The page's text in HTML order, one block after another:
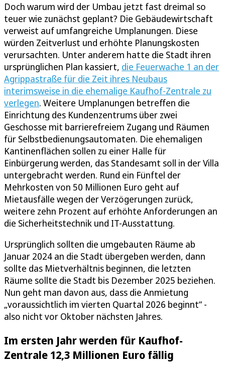
Doch warum wird der Umbau jetzt fast dreimal so
teuer wie zunächst geplant? Die Gebäudewirtschaft
verweist auf umfangreiche Umplanungen. Diese
würden Zeitverlust und erhöhte Planungskosten
verursachten. Unter anderem hatte die Stadt ihren
ursprünglichen Plan kassiert, die Feuerwache 1 an der
Agrippastraße für die Zeit ihres Neubaus
interimsweise in die ehemalige Kaufhof-Zentrale zu
verlegen. Weitere Umplanungen betreffen die
Einrichtung des Kundenzentrums über zwei
Geschosse mit barrierefreiem Zugang und Räumen
für Selbstbedienungsautomaten. Die ehemaligen
Kantinenflächen sollen zu einer Halle für
Einbürgerung werden, das Standesamt soll in der Villa
untergebracht werden. Rund ein Fünftel der
Mehrkosten von 50 Millionen Euro geht auf
Mietausfälle wegen der Verzögerungen zurück,
weitere zehn Prozent auf erhöhte Anforderungen an
die Sicherheitstechnik und IT-Ausstattung.
Ursprünglich sollten die umgebauten Räume ab
Januar 2024 an die Stadt übergeben werden, dann
sollte das Mietverhältnis beginnen, die letzten
Räume sollte die Stadt bis Dezember 2025 beziehen.
Nun geht man davon aus, dass die Anmietung
„voraussichtlich im vierten Quartal 2026 beginnt“ -
also nicht vor Oktober nächsten Jahres.
Im ersten Jahr werden für Kaufhof-
Zentrale 12,3 Millionen Euro fällig